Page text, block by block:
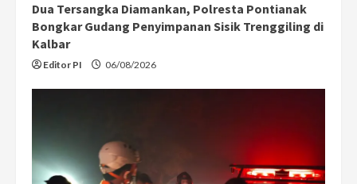
Dua Tersangka Diamankan, Polresta Pontianak
Bongkar Gudang Penyimpanan Sisik Trenggiling di
Kalbar
Editor PI 06/08/2026